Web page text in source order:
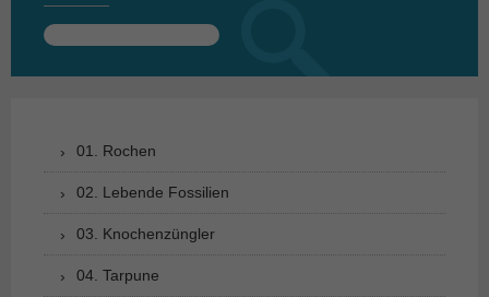
Suchen
01. Rochen
02. Lebende Fossilien
03. Knochenzüngler
04. Tarpune